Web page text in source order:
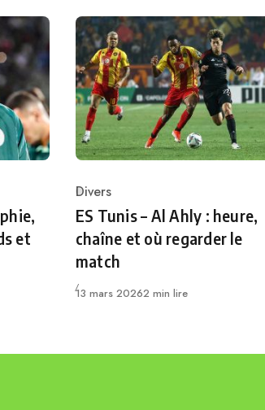
et
Category
Divers
ES Tunis – Al Ahly : heure,
chaîne et où regarder le
match
Publié
13 mars 20262 min lire